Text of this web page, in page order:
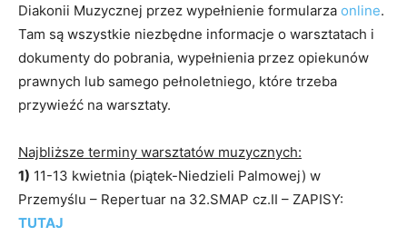
Diakonii Muzycznej przez wypełnienie formularza online.
Tam są wszystkie niezbędne informacje o warsztatach i
dokumenty do pobrania, wypełnienia przez opiekunów
prawnych lub samego pełnoletniego, które trzeba
przywieźć na warsztaty.
Najbliższe terminy warsztatów muzycznych:
1) 11-13 kwietnia (piątek-Niedzieli Palmowej) w
Przemyślu – Repertuar na 32.SMAP cz.II – ZAPISY:
TUTAJ